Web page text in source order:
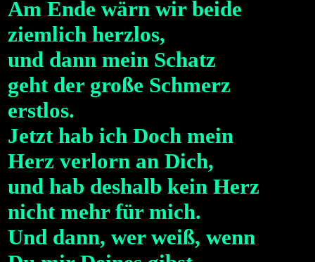
Am Ende wärn wir beide
ziemlich herzlos,
und dann mein Schatz
geht der große Schmerz
erstlos.
Jetzt hab ich Doch mein
Herz verlorn an Dich,
und hab deshalb kein Herz
nicht mehr für mich.
Und dann, wer weiß, wenn